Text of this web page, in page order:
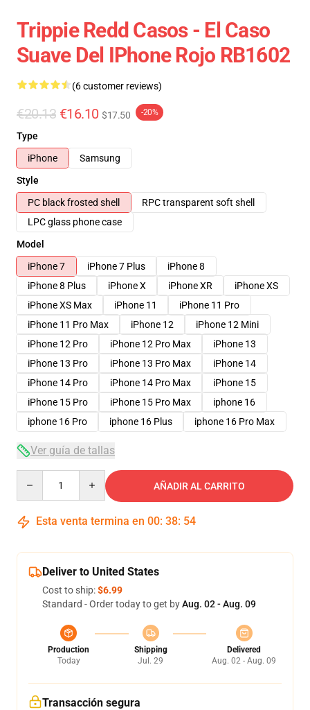
Trippie Redd Casos - El Caso
Suave Del IPhone Rojo RB1602
(6 customer reviews)
€20.13 €16.10 $17.50 -20%
Type
iPhone
Samsung
Style
PC black frosted shell
RPC transparent soft shell
LPC glass phone case
Model
iPhone 7
iPhone 7 Plus
iPhone 8
iPhone 8 Plus
iPhone X iPhone XR
iPhone XS
iPhone XS Max
iPhone 11
iPhone 11 Pro
iPhone 11 Pro Max
iPhone 12
iPhone 12 Mini
iPhone 12 Pro
iPhone 12 Pro Max
iPhone 13
iPhone 13 Pro
iPhone 13 Pro Max
iPhone 14
iPhone 14 Pro
iPhone 14 Pro Max
iPhone 15
iPhone 15 Pro
iPhone 15 Pro Max
iphone 16
iphone 16 Pro
iphone 16 Plus iphone 16 Pro Max
Ver guía de tallas
AÑADIR AL CARRITO
Esta venta termina en 00: 38: 53
Deliver to United States
Cost to ship:$6.99
Standard - Order today to get byAug. 02 - Aug. 09
Production
Today
Shipping
Jul. 29
Delivered
Aug. 02 - Aug. 09
Transacción segura